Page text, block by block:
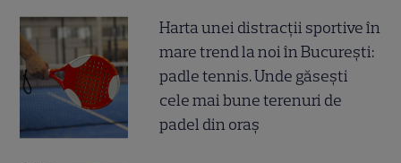
Harta unei distracții sportive în
mare trend la noi în București:
padle tennis. Unde găsești
cele mai bune terenuri de
padel din oraș